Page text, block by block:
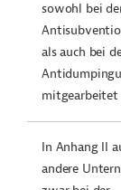
sowohl bei
als auch bei
mitgearbeitet
In Anhang II
andere